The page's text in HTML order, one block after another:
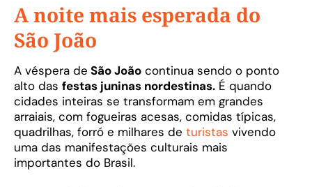
A noite mais esperada do
São João
A véspera de São João continua sendo o ponto
alto das festas juninas nordestinas. É quando
cidades inteiras se transformam em grandes
arraiais, com fogueiras acesas, comidas típicas,
quadrilhas, forró e milhares de turistas vivendo
uma das manifestações culturais mais
importantes do Brasil.